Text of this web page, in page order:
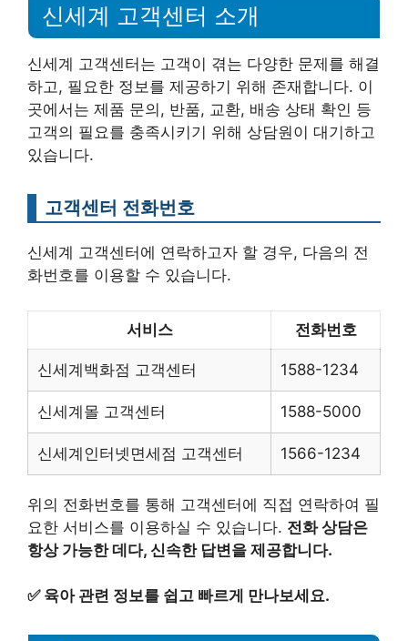
신세계 고객센터 소개
신세계 고객센터는 고객이 겪는 다양한 문제를 해결
하고, 필요한 정보를 제공하기 위해 존재합니다. 이
곳에서는 제품 문의, 반품, 교환, 배송 상태 확인 등
고객의 필요를 충족시키기 위해 상담원이 대기하고
있습니다.
고객센터 전화번호
신세계 고객센터에 연락하고자 할 경우, 다음의 전
화번호를 이용할 수 있습니다.
서비스 전화번호
신세계백화점 고객센터 1588-1234
신세계몰 고객센터 1588-5000
신세계인터넷면세점 고객센터 1566-1234
위의 전화번호를 통해 고객센터에 직접 연락하여 필
요한 서비스를 이용하실 수 있습니다. 전화 상담은
항상 가능한 데다, 신속한 답변을 제공합니다.
✅ 육아 관련 정보를 쉽고 빠르게 만나보세요.